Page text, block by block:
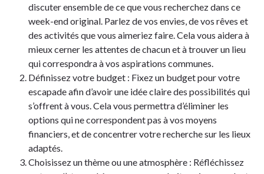
discuter ensemble de ce que vous recherchez dans ce
week-end original. Parlez de vos envies, de vos rêves et
des activités que vous aimeriez faire. Cela vous aidera à
mieux cerner les attentes de chacun et à trouver un lieu
qui correspondra à vos aspirations communes.
Définissez votre budget : Fixez un budget pour votre
escapade afin d’avoir une idée claire des possibilités qui
s’offrent à vous. Cela vous permettra d’éliminer les
options qui ne correspondent pas à vos moyens
financiers, et de concentrer votre recherche sur les lieux
adaptés.
Choisissez un thème ou une atmosphère : Réfléchissez